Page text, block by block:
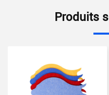
Produits